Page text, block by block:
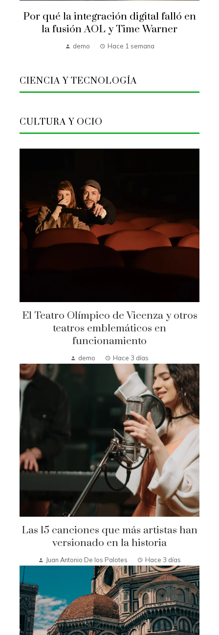
Por qué la integración digital falló en
la fusión AOL y Time Warner
demo Hace 1 semana
CIENCIA Y TECNOLOGÍA
CULTURA Y OCIO
El Teatro Olímpico de Vicenza y otros
teatros emblemáticos en
funcionamiento
demo Hace 3 días
Las 15 canciones que más artistas han
versionado en la historia
Juan Antonio De los Palotes Hace 3 días